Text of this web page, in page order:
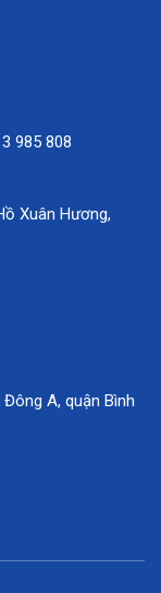
985 808
Xuân Hương,
A, quận Bình